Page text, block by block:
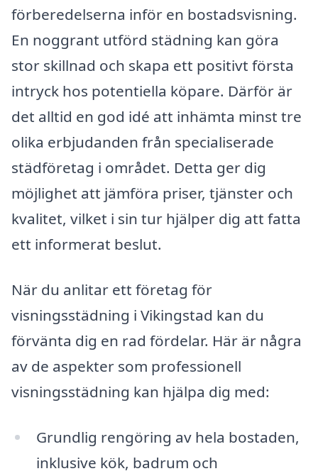
förberedelserna inför en bostadsvisning.
En noggrant utförd städning kan göra
stor skillnad och skapa ett positivt första
intryck hos potentiella köpare. Därför är
det alltid en god idé att inhämta minst tre
olika erbjudanden från specialiserade
städföretag i området. Detta ger dig
möjlighet att jämföra priser, tjänster och
kvalitet, vilket i sin tur hjälper dig att fatta
ett informerat beslut.
När du anlitar ett företag för
visningsstädning i Vikingstad kan du
förvänta dig en rad fördelar. Här är några
av de aspekter som professionell
visningsstädning kan hjälpa dig med:
Grundlig rengöring av hela bostaden,
inklusive kök, badrum och